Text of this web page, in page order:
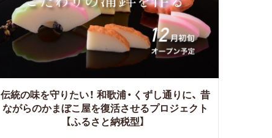
伝統の味を守りたい！ 和歌浦・くずし通りに、 昔
ながらのかまぼこ屋を復活させるプロジェクト
【ふるさと納税型】